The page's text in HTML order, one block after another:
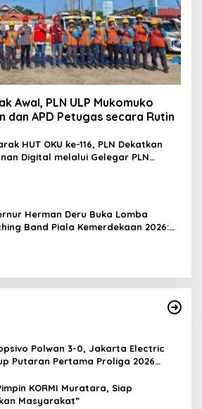
Awal, PLN ULP Mukomuko
dan APD Petugas secara Rutin
HUT OKU ke-116, PLN Dekatkan
Digital melalui Gelegar PLN
Herman Deru Buka Lomba
Band Piala Kemerdekaan 2026:
Polwan 3-0, Jakarta Electric
Putaran Pertama Proliga 2026
KORMI Muratara, Siap
Masyarakat”